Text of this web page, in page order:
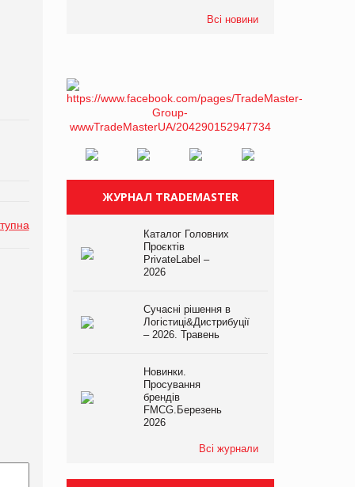
Всі новини
ЖУРНАЛ TRADEMASTER
Каталог Головних
Проєктів
PrivateLabel –
2026
Сучасні рішення в
Логістиці&Дистрибуції
– 2026. Травень
Новинки.
Просування
брендів
FMCG.Березень
2026
Всі журнали